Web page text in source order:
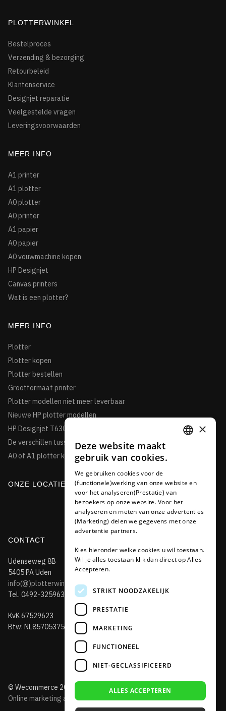
PLOTTERWINKEL
Bestelproces
Verzending & bezorging
Retourbeleid
Klantenservice
Designjet reparatie
Veelgestelde vragen
Leveringsvoorwaarden
MEER INFO
A1 printer
A1 plotter
A0 plotter
A0 printer
A1 papier
A0 papier
A0 vouwmachine kopen
HP Designjet
Canvas printers
Wat is een plotter?
MEER INFO
Plotter
Plotter kopen
Plotter bestellen
Grootformaat printer
Plotter modellen niet meer leverbaar
Nieuwe HP plotter modellen
HP Designjet T630
De verschillen tussen de HP Designjet T850 en de T950HP
A0 of A1 plotter kopen?
ONZE LOCATIE
CONTACT
Udenseweg 8B
5405 PA Uden
info(@)plotterwinkel.nl
Tel. 0492-325963
KvK 67529623
Btw: NL857053759B01
© Wecommerce 2019
Online marketing advies + webshops
GERMAN
×
Deze website maakt
gebruik van cookies.
We gebruiken cookies voor de
(functionele)werking van onze website en
voor het analyseren(Prestatie) van
bezoekers op onze website. Voor het
analyseren en meten van onze advertenties
(Marketing) delen we gegevens met onze
advertentie partners.
Kies hieronder welke cookies u wil toestaan.
Wil je alles toestaan klik dan direct op Alles
Accepteren.
STRIKT NOODZAKELIJK
PRESTATIE
MARKETING
FUNCTIONEEL
NIET-GECLASSIFICEERD
ALLES ACCEPTEREN